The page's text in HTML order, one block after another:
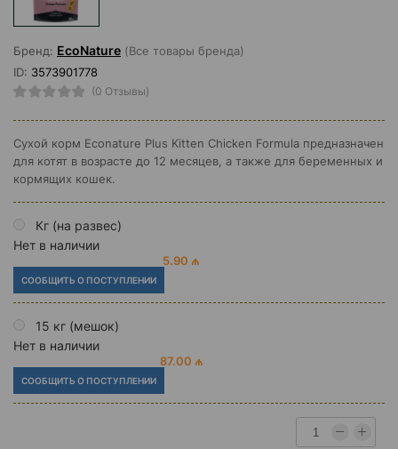
Бренд: EcoNature (Все товары бренда)
ID: 3573901778
(0 Отзывы)
Сухой корм Econature Plus Kitten Chicken Formula предназначен
для котят в возрасте до 12 месяцев, а также для беременных и
кормящих кошек.
Кг (на развес)
Нет в наличии
5.90 ₼
СООБЩИТЬ О ПОСТУПЛЕНИИ
15 кг (мешок)
Нет в наличии
87.00 ₼
СООБЩИТЬ О ПОСТУПЛЕНИИ